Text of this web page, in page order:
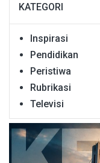
KATEGORI
Inspirasi
Pendidikan
Peristiwa
Rubrikasi
Televisi